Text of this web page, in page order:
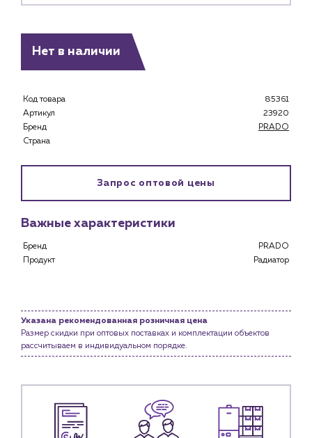
Клиентам
Снабженцам и подрядным организациям
Услуги
Водоснабжение и теплоснабжение
Портфолио
Новости
Нет в наличии
Код товара
85361
Артикул
23920
Бренд
PRADO
Страна
Запрос оптовой цены
Важные характеристики
Бренд
PRADO
Продукт
Радиатор
Указана рекомендованная розничная цена
Размер скидки при оптовых поставках и комплектации объектов
рассчитываем в индивидуальном порядке.